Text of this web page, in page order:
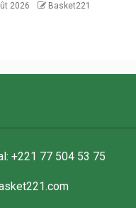
2026 Basket221
+221 77 504 53 75